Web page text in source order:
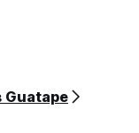
Guatape